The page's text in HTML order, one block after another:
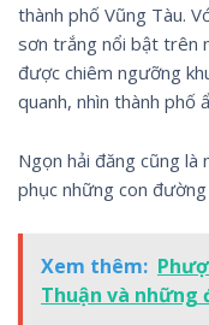
thành phố Vũng Tàu.
sơn trắng nổi bật trên
được chiêm ngưỡng
quanh, nhìn thành phố
Ngọn hải đăng cũng
phục những con
Xem thêm:
Thuận và những